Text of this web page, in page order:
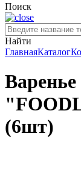
Поиск
Найти
ГлавнаяКаталог
(6шт)